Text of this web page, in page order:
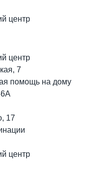
центр
центр
7
помощь на дому
17
центр